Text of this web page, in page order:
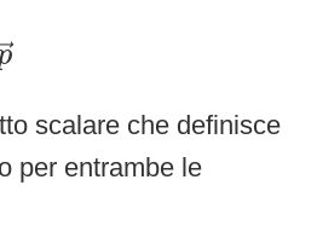
→
⋅
scalare che definisce
per entrambe le